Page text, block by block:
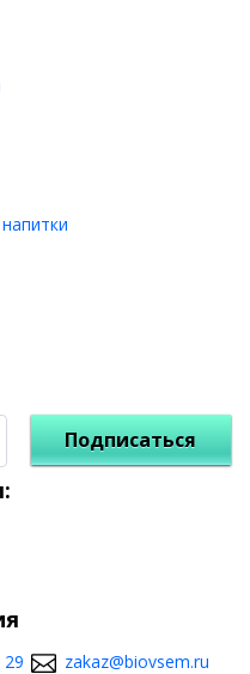
Подписаться
zakaz@biovsem.ru